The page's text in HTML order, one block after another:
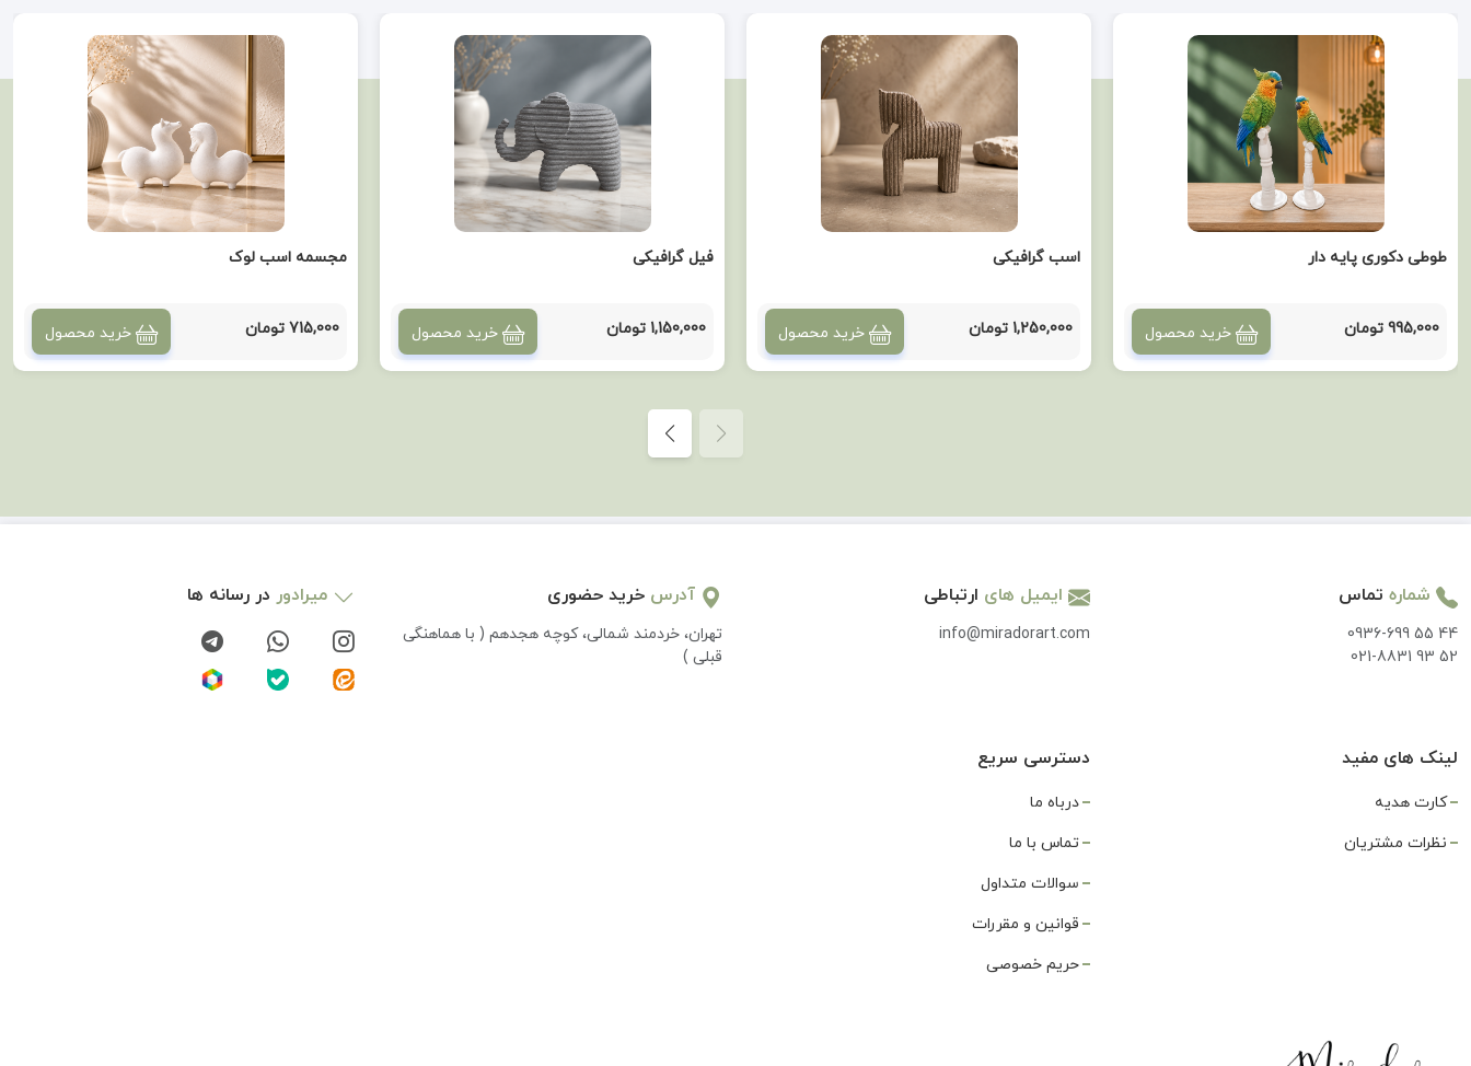
طوطی دکوری پایه دار
995,000 تومان خرید محصول
اسب گرافیکی
1,250,000 تومان خرید محصول
فیل گرافیکی
1,150,000 تومان خرید محصول
مجسمه اسب لوک
715,000 تومان خرید محصول
شماره تماس
0936-699 55 44
021-8831 93 52
ایمیل های ارتباطی
info@miradorart.com
آدرس خرید حضوری
تهران، خردمند شمالی، کوچه هجدهم ( با هماهنگی
قبلی )
میرادور در رسانه ها
لینک های مفید
کارت هدیه
نظرات مشتریان
دسترسی سریع
درباه ما
تماس با ما
سوالات متداول
قوانین و مقررات
حریم خصوصی